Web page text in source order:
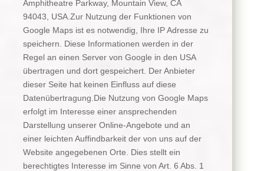
Amphitheatre Parkway, Mountain View, CA
94043, USA.Zur Nutzung der Funktionen von
Google Maps ist es notwendig, Ihre IP Adresse zu
speichern. Diese Informationen werden in der
Regel an einen Server von Google in den USA
übertragen und dort gespeichert. Der Anbieter
dieser Seite hat keinen Einfluss auf diese
Datenübertragung.Die Nutzung von Google Maps
erfolgt im Interesse einer ansprechenden
Darstellung unserer Online-Angebote und an
einer leichten Auffindbarkeit der von uns auf der
Website angegebenen Orte. Dies stellt ein
berechtigtes Interesse im Sinne von Art. 6 Abs. 1